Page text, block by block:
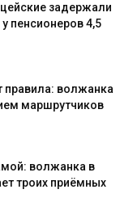
задержали
пенсионеров 4,5
волжанка
маршрутчиков
волжанка в
троих приёмных